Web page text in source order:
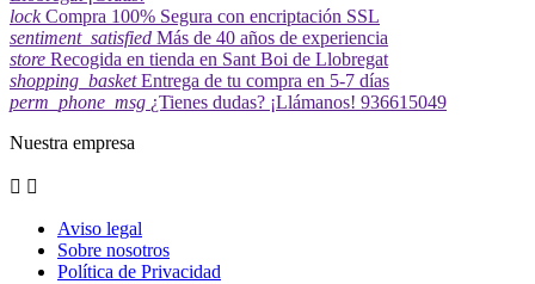
lock Compra 100% Segura con encriptación SSL
sentiment_satisfied Más de 40 años de experiencia
store Recogida en tienda en Sant Boi de Llobregat
shopping_basket Entrega de tu compra en 5-7 días
perm_phone_msg ¿Tienes dudas? ¡Llámanos! 936615049
Nuestra empresa
 
Aviso legal
Sobre nosotros
Política de Privacidad